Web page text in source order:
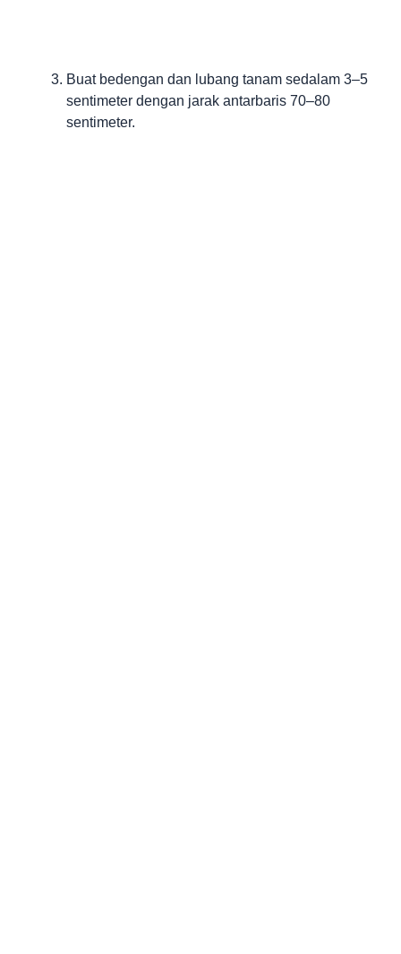
Buat bedengan dan lubang tanam sedalam 3–5
sentimeter dengan jarak antarbaris 70–80
sentimeter.